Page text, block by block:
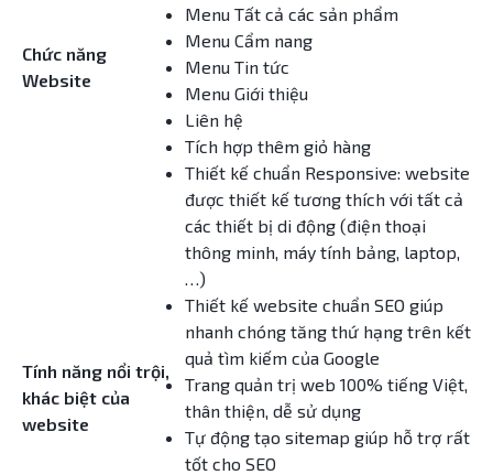
Chức năng
Website
Menu Tất cả các sản phẩm
Menu Cẩm nang
Menu Tin tức
Menu Giới thiệu
Liên hệ
Tích hợp thêm giỏ hàng
Tính năng nổi trội,
khác biệt của
website
Thiết kế chuẩn Responsive: website
được thiết kế tương thích với tất cả
các thiết bị di động (điện thoại
thông minh, máy tính bảng, laptop,
…)
Thiết kế website chuẩn SEO giúp
nhanh chóng tăng thứ hạng trên kết
quả tìm kiếm của Google
Trang quản trị web 100% tiếng Việt,
thân thiện, dễ sử dụng
Tự động tạo sitemap giúp hỗ trợ rất
tốt cho SEO